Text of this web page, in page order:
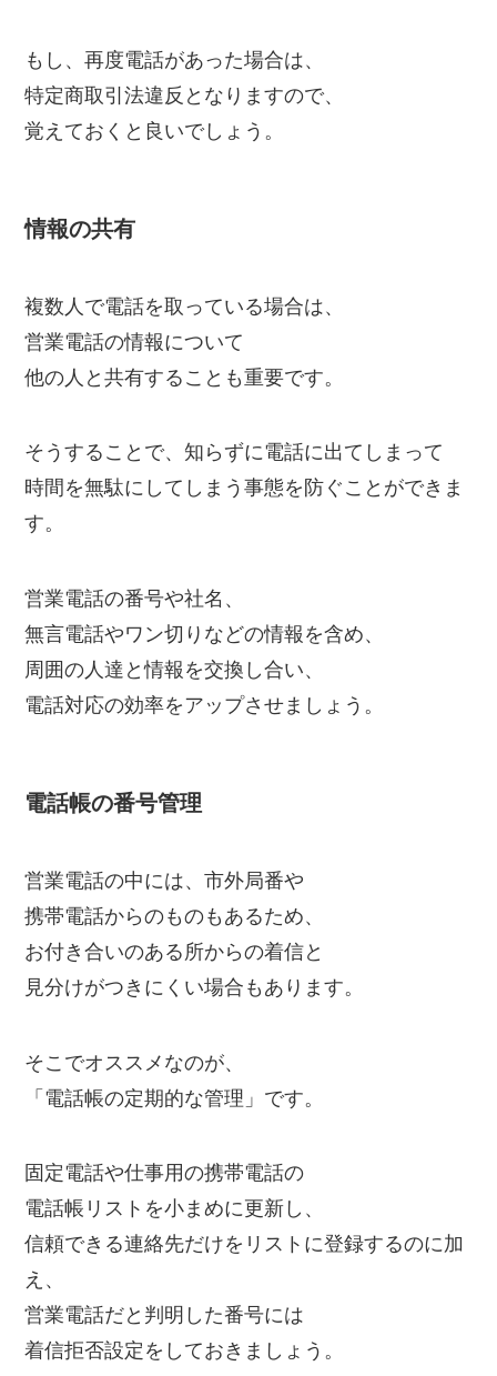
もし、再度電話があった場合は、
特定商取引法違反となりますので、
覚えておくと良いでしょう。
情報の共有
複数人で電話を取っている場合は、
営業電話の情報について
他の人と共有することも重要です。
そうすることで、知らずに電話に出てしまって
時間を無駄にしてしまう事態を防ぐことができま
す。
営業電話の番号や社名、
無言電話やワン切りなどの情報を含め、
周囲の人達と情報を交換し合い、
電話対応の効率をアップさせましょう。
電話帳の番号管理
営業電話の中には、市外局番や
携帯電話からのものもあるため、
お付き合いのある所からの着信と
見分けがつきにくい場合もあります。
そこでオススメなのが、
「電話帳の定期的な管理」です。
固定電話や仕事用の携帯電話の
電話帳リストを小まめに更新し、
信頼できる連絡先だけをリストに登録するのに加
え、
営業電話だと判明した番号には
着信拒否設定をしておきましょう。